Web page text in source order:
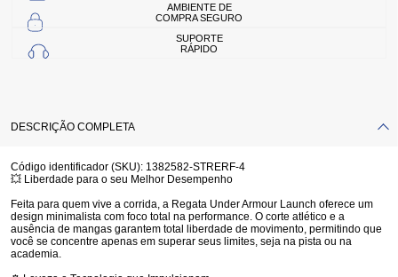
AMBIENTE DE
COMPRA SEGURO
SUPORTE
RÁPIDO
DESCRIÇÃO COMPLETA
Código identificador (SKU): 1382582-STRERF-4
💥 Liberdade para o seu Melhor Desempenho
Feita para quem vive a corrida, a Regata Under Armour Launch oferece um
design minimalista com foco total na performance. O corte atlético e a
ausência de mangas garantem total liberdade de movimento, permitindo que
você se concentre apenas em superar seus limites, seja na pista ou na
academia.